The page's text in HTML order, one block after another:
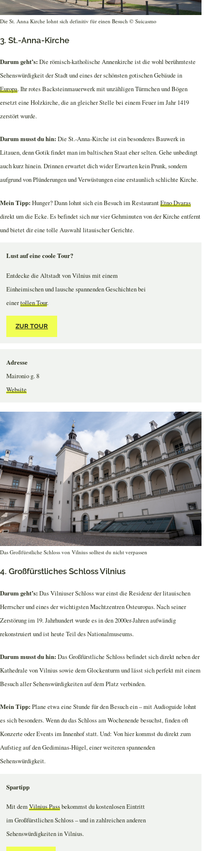
Die St. Anna Kirche lohnt sich definitiv für einen Besuch © Suicasmo
3. St.-Anna-Kirche
Darum geht’s: Die römisch-katholische Annenkirche ist die wohl berühmteste
Sehenswürdigkeit der Stadt und eines der schönsten gotischen Gebäude in
Europa. Ihr rotes Backsteinmauerwerk mit unzähligen Türmchen und Bögen
ersetzt eine Holzkirche, die an gleicher Stelle bei einem Feuer im Jahr 1419
zerstört wurde.
Darum musst du hin: Die St.-Anna-Kirche ist ein besonderes Bauwerk in
Litauen, denn Gotik findet man im baltischen Staat eher selten. Gehe unbedingt
auch kurz hinein. Drinnen erwartet dich wider Erwarten kein Prunk, sondern
aufgrund von Plünderungen und Verwüstungen eine erstaunlich schlichte Kirche.
Mein Tipp: Hunger? Dann lohnt sich ein Besuch im RestaurantEtno Dvaras
direkt um die Ecke. Es befindet sich nur vier Gehminuten von der Kirche entfernt
und bietet dir eine tolle Auswahl litauischer Gerichte.
Lust auf eine coole Tour?
Entdecke die Altstadt von Vilnius mit einem
Einheimischen und lausche spannenden Geschichten bei
einertollen Tour.
ZUR TOUR
Adresse
Maironio g. 8
Website
Das Großfürstliche Schloss von Vilnius solltest du nicht verpassen
4. Großfürstliches Schloss Vilnius
Darum geht’s: Das Vilniuser Schloss war einst die Residenz der litauischen
Herrscher und eines der wichtigsten Machtzentren Osteuropas. Nach seiner
Zerstörung im 19. Jahrhundert wurde es in den 2000er-Jahren aufwändig
rekonstruiert und ist heute Teil des Nationalmuseums.
Darum musst du hin: Das Großfürstliche Schloss befindet sich direkt neben der
Kathedrale von Vilnius sowie dem Glockenturm und lässt sich perfekt mit einem
Besuch aller Sehenswürdigkeiten auf dem Platz verbinden.
Mein Tipp: Plane etwa eine Stunde für den Besuch ein – mit Audioguide lohnt
es sich besonders. Wenn du das Schloss am Wochenende besuchst, finden oft
Konzerte oder Events im Innenhof statt. Und: Von hier kommst du direkt zum
Aufstieg auf den Gediminas-Hügel, einer weiteren spannenden
Sehenswürdigkeit.
Spartipp
Mit demVilnius Passbekommst du kostenlosen Eintritt
im Großfürstlichen Schloss – und in zahlreichen anderen
Sehenswürdigkeiten in Vilnius.